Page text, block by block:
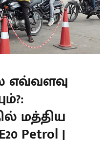
எவ்வளவு
மத்திய
Petrol |